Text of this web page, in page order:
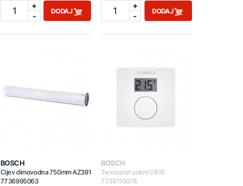
1
+
-
DODAJ
1
+
-
DODAJ
BOSCH
Cijev dimovodna 750mm AZ391
7736995063
BOSCH
Termostat sobni CR10
7738110078